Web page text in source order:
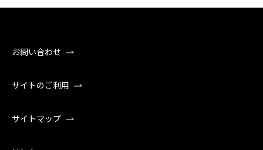
お問い合わせ
サイトのご利用
サイトマップ